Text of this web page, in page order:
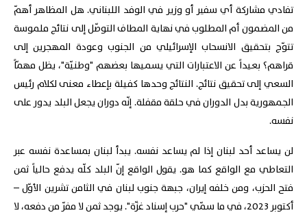
تفادي مشاركة أي سفير أو وزير في الوفد اللبناني. هل المظاهر أهمّ
من المضمون أم المطلوب في نهاية المطاف التوصّل إلى نتائج ملموسة
تتوّج بتحقيق الانسحاب الإسرائيلي من الجنوب وعودة المهجرين إلى
قراهم؟ بعيداً عن الاعتبارات التي يسميها بعضهم "وطنيّة"، يظل مهمّاً
السعي إلى تحقيق نتائج. النتائج وحدها كفيلة بإعطاء معنى لكلام رئيس
الجمهورية بدل الدوران في حلقة مقفلة. إنّه دوران يجعل البلد يدور على
نفسه.
لن يساعد أحد لبنان إذا لم يساعد نفسه. يبدأ لبنان بمساعدة نفسه عبر
التعاطي مع الواقع كما هو. يقول الواقع إنّ البلد كلّه يدفع حالياً ثمن
فتح الحزب، ومن خلفه إيران، جبهة جنوب لبنان في الثامن تشرين الأوّل –
أكتوبر 2023، في ما سمّي "حرب إسناد غزّة". يوجد ثمن لا مفرّ من دفعه، لا